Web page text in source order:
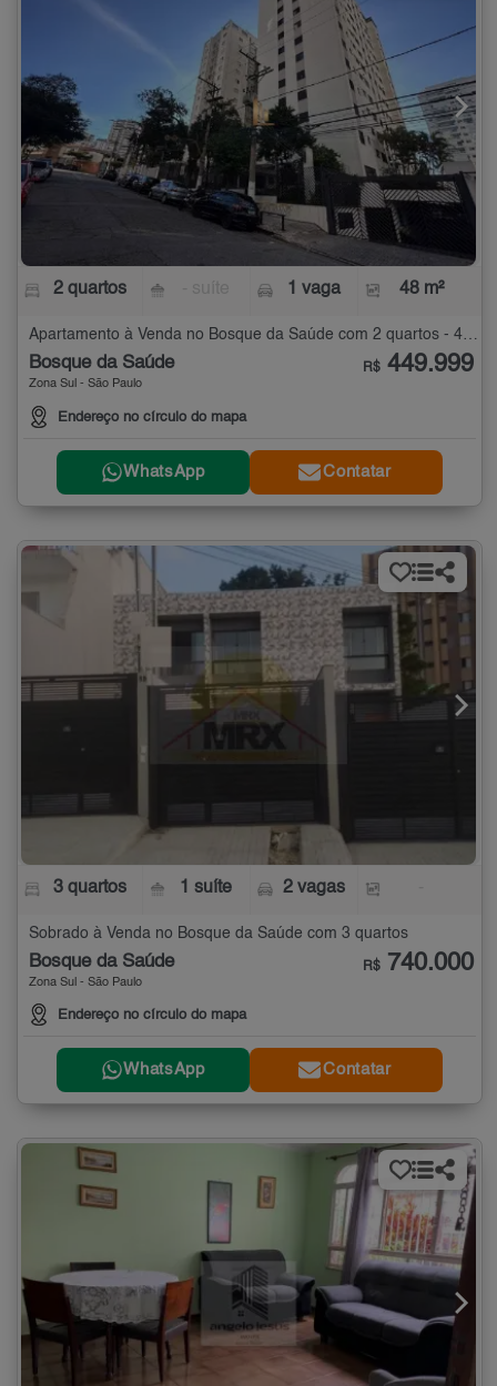
2 quartos 1 vaga 48 m²
Apartamento à Venda no Bosque da Saúde com 2 quartos - 48 m²
Bosque da Saúde
Zona Sul - São Paulo
Endereço no círculo do mapa
R$ 449.999
WhatsApp Contatar
3 quartos 1 suíte 2 vagas
Sobrado à Venda no Bosque da Saúde com 3 quartos
Bosque da Saúde
Zona Sul - São Paulo
Endereço no círculo do mapa
R$ 740.000
WhatsApp Contatar